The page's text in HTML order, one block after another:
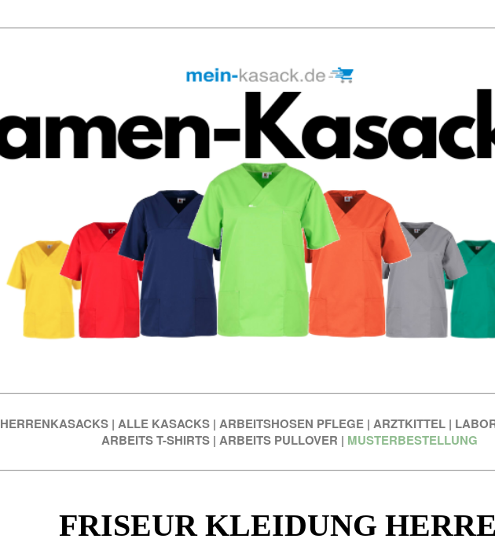
HERRENKASACKS | ALLE KASACKS | ARBEITSHOSEN PFLEGE | ARZTKITTEL |
ARBEITS T-SHIRTS | ARBEITS PULLOVER | MUSTERBESTELLUNG
FRISEUR KLEIDUNG